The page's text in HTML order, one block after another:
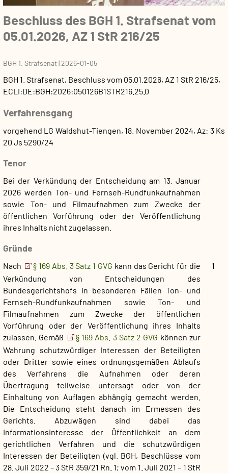
Beschluss des BGH 1. Strafsenat vom
05.01.2026, AZ 1 StR 216/25
BGH 1. Strafsenat|2026-01-05
BGH 1. Strafsenat, Beschluss vom 05.01.2026, AZ 1 StR 216/25,
ECLI:DE:BGH:2026:050126B1STR216.25.0
Verfahrensgang
vorgehend LG Waldshut-Tiengen, 18. November 2024, Az: 3 Ks
20 Js 5290/24
Tenor
Bei der Verkündung der Entscheidung am 13. Januar
2026 werden Ton- und Fernseh-Rundfunkaufnahmen
sowie Ton- und Filmaufnahmen zum Zwecke der
öffentlichen Vorführung oder der Veröffentlichung
ihres Inhalts nicht zugelassen.
Gründe
1
Nach § 169 Abs. 3 Satz 1 GVG kann das Gericht für die
Verkündung von Entscheidungen des
Bundesgerichtshofs in besonderen Fällen Ton- und
Fernseh-Rundfunkaufnahmen sowie Ton- und
Filmaufnahmen zum Zwecke der öffentlichen
Vorführung oder der Veröffentlichung ihres Inhalts
zulassen. Gemäß
§ 169 Abs. 3 Satz 2 GVG können zur
Wahrung schutzwürdiger Interessen der Beteiligten
oder Dritter sowie eines ordnungsgemäßen Ablaufs
des Verfahrens die Aufnahmen oder deren
Übertragung teilweise untersagt oder von der
Einhaltung von Auflagen abhängig gemacht werden.
Die Entscheidung steht danach im Ermessen des
Gerichts. Abzuwägen sind dabei das
Informationsinteresse der Öffentlichkeit an dem
gerichtlichen Verfahren und die schutzwürdigen
Interessen der Beteiligten (vgl. BGH, Beschlüsse vom
28. Juli 2022 – 3 StR 359/21 Rn. 1; vom 1. Juli 2021 – 1 StR